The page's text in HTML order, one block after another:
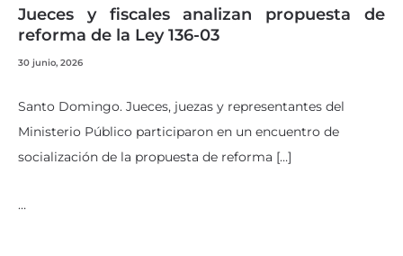
Jueces y fiscales analizan propuesta de
reforma de la Ley 136-03
30 junio, 2026
Santo Domingo. Jueces, juezas y representantes del
Ministerio Público participaron en un encuentro de
socialización de la propuesta de reforma […]
…